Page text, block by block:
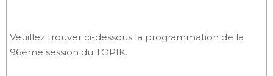
Veuillez trouver ci-dessous la programmation de la
96ème session du TOPIK.